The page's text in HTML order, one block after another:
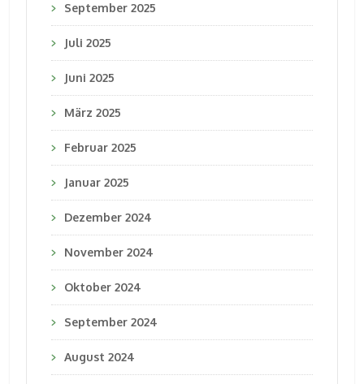
September 2025
Juli 2025
Juni 2025
März 2025
Februar 2025
Januar 2025
Dezember 2024
November 2024
Oktober 2024
September 2024
August 2024